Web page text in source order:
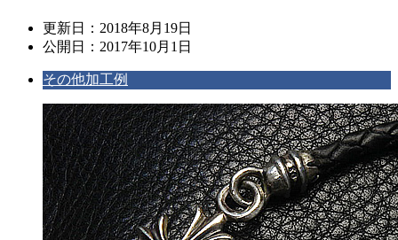
更新日： 2018年8月19日
公開日： 2017年10月1日
その他加工例